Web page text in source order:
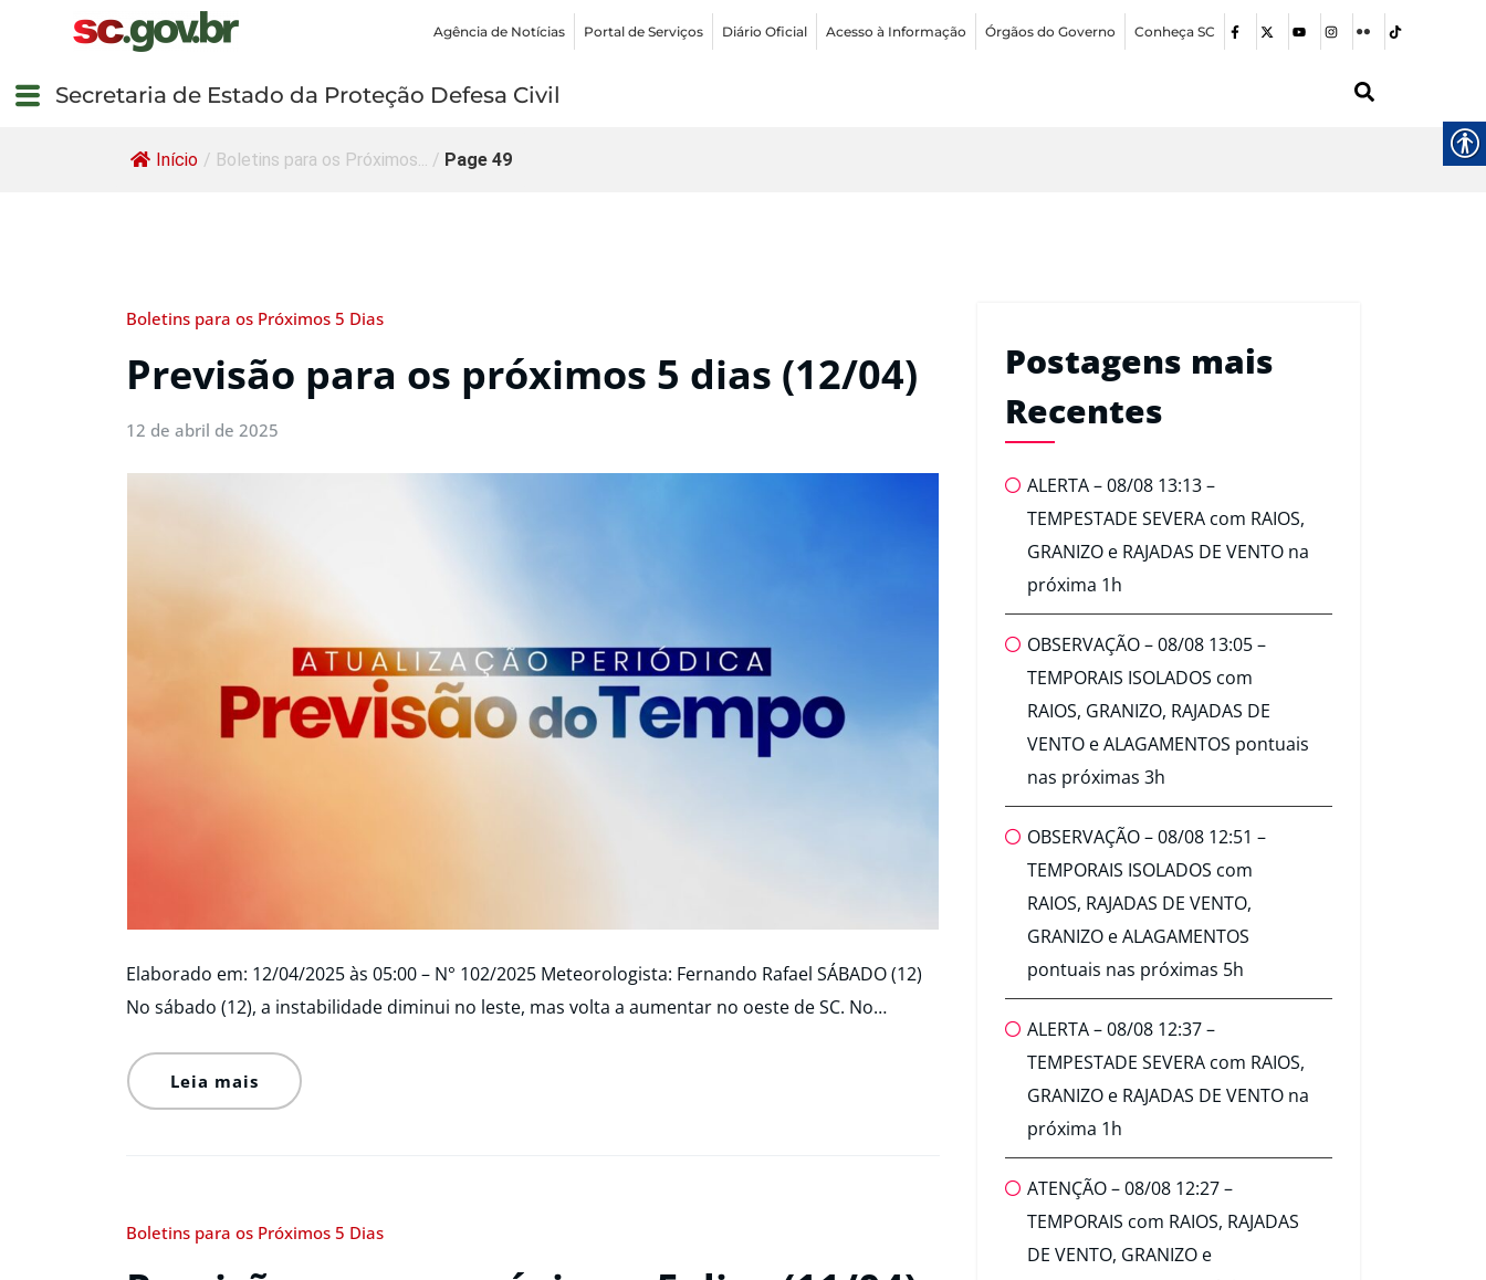
Agência de Notícias Portal de Serviços Diário Oficial Acesso à Informação Órgãos do Governo Conheça SC
Secretaria de Estado da Proteção Defesa Civil
Início / Boletins para os Próximos... / Page 49
Boletins para os Próximos 5 Dias
Previsão para os próximos 5 dias (12/04)
12 de abril de 2025
Elaborado em: 12/04/2025 às 05:00 – N° 102/2025 Meteorologista: Fernando Rafael SÁBADO (12)
No sábado (12), a instabilidade diminui no leste, mas volta a aumentar no oeste de SC. No…
Leia mais
Boletins para os Próximos 5 Dias
Postagens mais
Recentes
ALERTA – 08/08 13:13 –
TEMPESTADE SEVERA com RAIOS,
GRANIZO e RAJADAS DE VENTO na
próxima 1h
OBSERVAÇÃO – 08/08 13:05 –
TEMPORAIS ISOLADOS com
RAIOS, GRANIZO, RAJADAS DE
VENTO e ALAGAMENTOS pontuais
nas próximas 3h
OBSERVAÇÃO – 08/08 12:51 –
TEMPORAIS ISOLADOS com
RAIOS, RAJADAS DE VENTO,
GRANIZO e ALAGAMENTOS
pontuais nas próximas 5h
ALERTA – 08/08 12:37 –
TEMPESTADE SEVERA com RAIOS,
GRANIZO e RAJADAS DE VENTO na
próxima 1h
ATENÇÃO – 08/08 12:27 –
TEMPORAIS com RAIOS, RAJADAS
DE VENTO, GRANIZO e